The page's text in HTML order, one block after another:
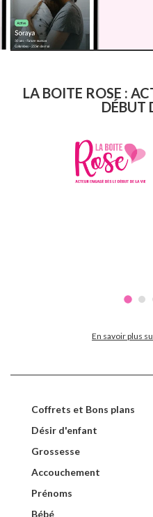
LA BOITE ROSE :
DÉBUT
En savoir plus
Coffrets et Bons plans
Désir d'enfant
Grossesse
Accouchement
Prénoms
Bébé